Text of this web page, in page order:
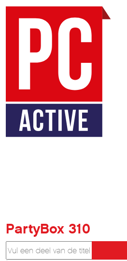
PartyBox 310
Vul een deel van de titel in